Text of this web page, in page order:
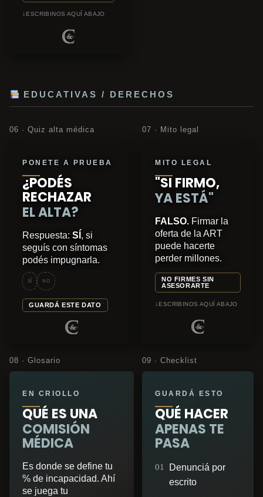
↓ ESCRIBINOS AQUÍ ABAJO
EDUCATIVAS / DERECHOS
06 · Quiz alta médica
PONETE A PRUEBA
¿PODÉS
RECHAZAR
EL ALTA?
Respuesta: SÍ , si
seguís con síntomas
podés impugnarla.
SÍ NO
GUARDÁ ESTE DATO
07 · Mito legal
MITO LEGAL
"SI FIRMO,
YA ESTÁ"
FALSO. Firmar la
oferta de la ART
puede hacerte
perder millones.
NO FIRMES SIN
ASESORARTE
↓ ESCRIBINOS AQUÍ ABAJO
08 · Glosario
EN CRIOLLO
QUÉ ES UNA
COMISIÓN
MÉDICA
Es donde se define tu
% de incapacidad. Ahí
se juega tu
09 · Checklist
GUARDÁ ESTO
QUÉ HACER
APENAS TE
PASA
01
Denunciá por
escrito